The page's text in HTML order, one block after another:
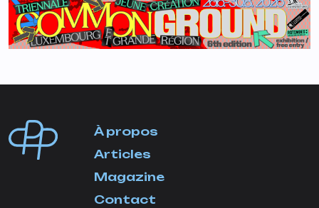
À propos
Articles
Magazine
Contact